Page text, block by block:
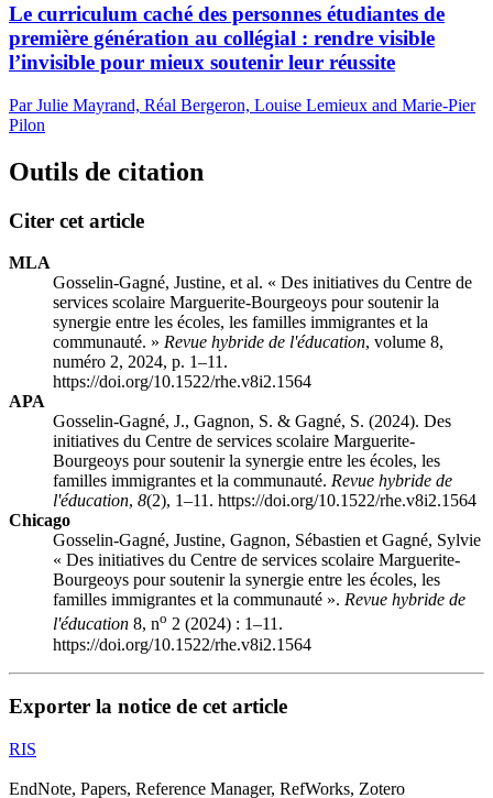
Le curriculum caché des personnes étudiantes de
première génération au collégial : rendre visible
l’invisible pour mieux soutenir leur réussite
Par Julie Mayrand, Réal Bergeron, Louise Lemieux and Marie-Pier
Pilon
Outils de citation
Citer cet article
MLA
Gosselin-Gagné, Justine, et al. « Des initiatives du Centre de
services scolaire Marguerite-Bourgeoys pour soutenir la
synergie entre les écoles, les familles immigrantes et la
communauté. » Revue hybride de l'éducation, volume 8,
numéro 2, 2024, p. 1–11.
https://doi.org/10.1522/rhe.v8i2.1564
APA
Gosselin-Gagné, J., Gagnon, S. & Gagné, S. (2024). Des
initiatives du Centre de services scolaire Marguerite-
Bourgeoys pour soutenir la synergie entre les écoles, les
familles immigrantes et la communauté. Revue hybride de
l'éducation, 8(2), 1–11. https://doi.org/10.1522/rhe.v8i2.1564
Chicago
Gosselin-Gagné, Justine, Gagnon, Sébastien et Gagné, Sylvie
« Des initiatives du Centre de services scolaire Marguerite-
Bourgeoys pour soutenir la synergie entre les écoles, les
familles immigrantes et la communauté ». Revue hybride de
l'éducation 8, no 2 (2024) : 1–11.
https://doi.org/10.1522/rhe.v8i2.1564
Exporter la notice de cet article
RIS
EndNote, Papers, Reference Manager, RefWorks, Zotero